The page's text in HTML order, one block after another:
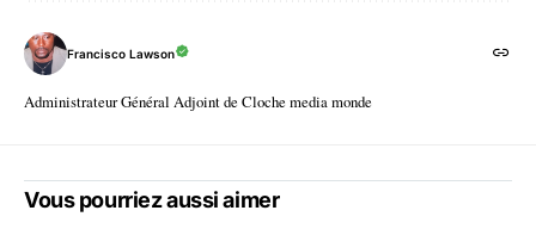
Francisco Lawson
Administrateur Général Adjoint de Cloche media monde
Vous pourriez aussi aimer